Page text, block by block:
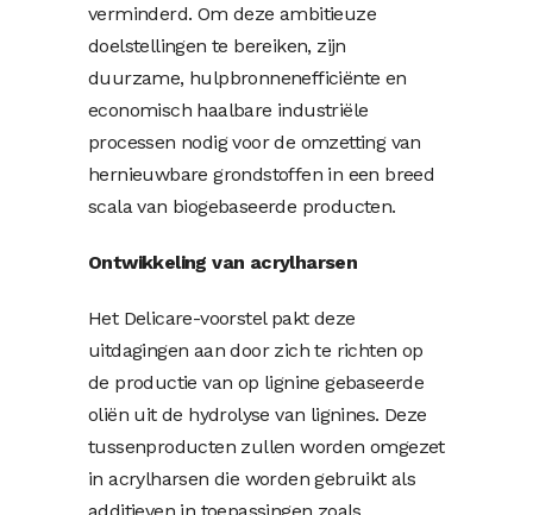
verminderd. Om deze ambitieuze
doelstellingen te bereiken, zijn
duurzame, hulpbronnenefficiënte en
economisch haalbare industriële
processen nodig voor de omzetting van
hernieuwbare grondstoffen in een breed
scala van biogebaseerde producten.
Ontwikkeling van acrylharsen
Het Delicare-voorstel pakt deze
uitdagingen aan door zich te richten op
de productie van op lignine gebaseerde
oliën uit de hydrolyse van lignines. Deze
tussenproducten zullen worden omgezet
in acrylharsen die worden gebruikt als